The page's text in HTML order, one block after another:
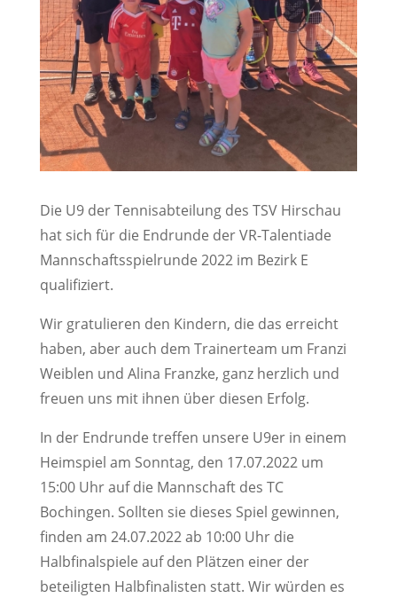
Die U9 der Tennisabteilung des TSV Hirschau
hat sich für die Endrunde der VR-Talentiade
Mannschaftsspielrunde 2022 im Bezirk E
qualifiziert.
Wir gratulieren den Kindern, die das erreicht
haben, aber auch dem Trainerteam um Franzi
Weiblen und Alina Franzke, ganz herzlich und
freuen uns mit ihnen über diesen Erfolg.
In der Endrunde treffen unsere U9er in einem
Heimspiel am Sonntag, den 17.07.2022 um
15:00 Uhr auf die Mannschaft des TC
Bochingen. Sollten sie dieses Spiel gewinnen,
finden am 24.07.2022 ab 10:00 Uhr die
Halbfinalspiele auf den Plätzen einer der
beteiligten Halbfinalisten statt. Wir würden es